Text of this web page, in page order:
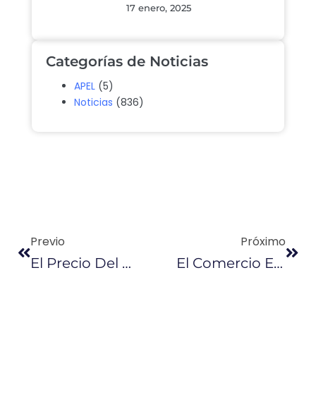
17 enero, 2025
Categorías de Noticias
APEL (5)
Noticias (836)
Previo
El Precio Del Petróleo Se Desploma Y El Riesgo País De Ecuador Sube
Próximo
El Comercio Exterior Marítimo Enfrenta Desafío